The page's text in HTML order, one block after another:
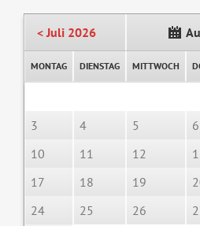
< Juli 2026
MONTAG DIENSTAG MITTWOCH
3
4 5 6
10
11 12
17
18 19
24
25 26